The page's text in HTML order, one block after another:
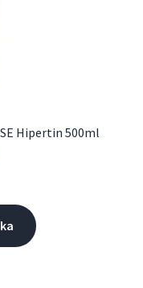
Hipertin 500ml